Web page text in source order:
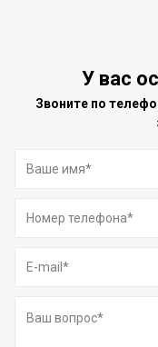
У вас
Звоните по